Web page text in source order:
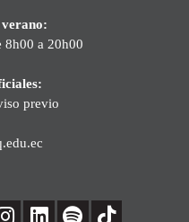
8h00 a 20h00
previo